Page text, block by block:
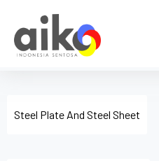
content
Steel Plate And Steel Sheet